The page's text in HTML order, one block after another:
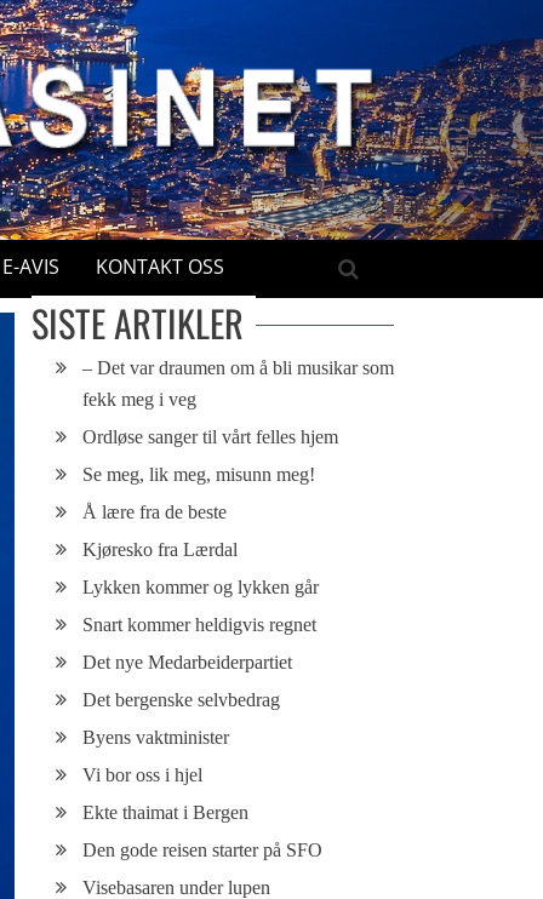
E-AVIS KONTAKT OSS
SISTE ARTIKLER
– Det var draumen om å bli musikar som
fekk meg i veg
Ordløse sanger til vårt felles hjem
Se meg, lik meg, misunn meg!
Å lære fra de beste
Kjøresko fra Lærdal
Lykken kommer og lykken går
Snart kommer heldigvis regnet
Det nye Medarbeiderpartiet
Det bergenske selvbedrag
Byens vaktminister
Vi bor oss i hjel
Ekte thaimat i Bergen
Den gode reisen starter på SFO
Visebasaren under lupen